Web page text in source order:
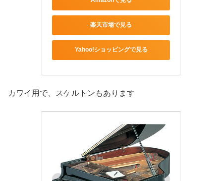
楽天市場で見る
Yahoo!ショッピングで見る
カワイ用で、スケルトンもあります